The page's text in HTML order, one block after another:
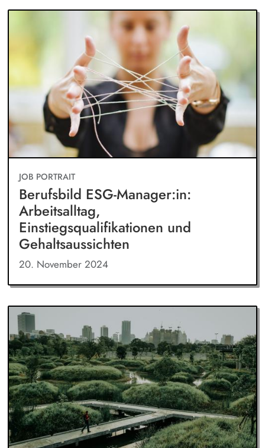
JOB PORTRAIT
Berufsbild ESG-Manager:in:
Arbeitsalltag,
Einstiegsqualifikationen und
Gehaltsaussichten
20. November 2024